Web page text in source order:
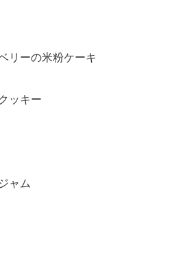
リーの米粉ケーキ
ッキー
ャム